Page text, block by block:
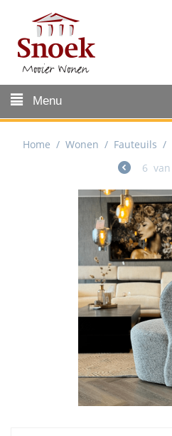
Menu
Home / Wonen / Fauteuils /
6 van